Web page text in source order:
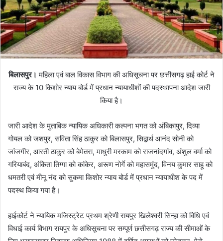
बिलासपुर। महिला एवं बाल विकास विभाग की अधिसूचना पर छत्तीसगढ़ हाई कोर्ट ने
राज्य के 10 किशोर न्याय बोर्ड में प्रधान न्यायाधीशों की पदस्थापना आदेश जारी
किया है।
जारी आदेश के मुताबिक न्यायिक अधिकारी कल्पना भगत को अंबिकापुर, दिव्या
गोयल को जशपुर, सविता सिंह ठाकुर को बिलासपुर, सिद्बार्थ आनंद सोनी को
जांजगीर, आरती ठाकुर को बेमेतरा, माधुरी मरकाम को राजनांदगांव, अंशुल वर्मा को
गरियाबंद, अंकिता तिग्गा को कांकेर, अरूण नोर्गे को महासमुंद, विनय कुमार साहू को
धमतरी एवं मीनू नंद को सुकमा किशोर न्याय बोर्ड में प्रधान न्यायाधीश के पद में
पदस्थ किया गया है।
हाईकोर्ट ने न्यायिक मजिस्ट्रेट प्रथम श्रेणी रायपुर खिलेश्वरी सिन्हा को विधि एवं
विधाई कार्य विभाग रायपुर के अधिसूचना पर सम्पूर्ण छत्तीसगढ़ राज्य की सीमाओं के